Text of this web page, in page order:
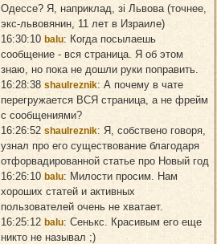
Одессе? Я, наприклад, зi Львова (точнее,
экс-львовянин, 11 лет в Израиле)
16:30:10 balu: Когда посылаешь
сообщение - вся страница. Я об этом
знаю, но пока не дошли руки поправить.
16:28:38 shaulreznik: А почему в чате
перегружается ВСЯ страница, а не фрейм
с сообщениями?
16:26:52 shaulreznik: Я, собствено говоря,
узнал про его существование благодаря
отфорвадированной статье про Новый год
16:26:10 balu: Милости просим. Нам
хороших статей и активных
пользователей очень не хватает.
16:25:12 balu: Сенькс. Красивым его еще
никто не называл ;)